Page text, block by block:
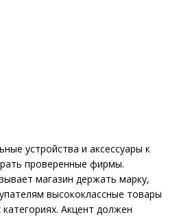
устройства и аксессуары к
проверенные фирмы.
магазин держать марку,
высококлассные товары
Акцент должен